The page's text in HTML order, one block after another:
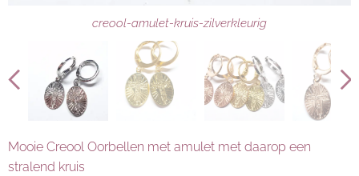
creool-amulet-kruis-zilverkleurig
creool-amulet-kruis-goud-zilver-roségoudkleurig
Mooie Creool Oorbellen met amulet met daarop een
stralend kruis